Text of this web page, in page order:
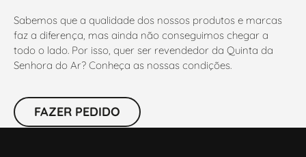
Sabemos que a qualidade dos nossos produtos e marcas
faz a diferença, mas ainda não conseguimos chegar a
todo o lado. Por isso, quer ser revendedor da Quinta da
Senhora do Ar? Conheça as nossas condições.
FAZER PEDIDO